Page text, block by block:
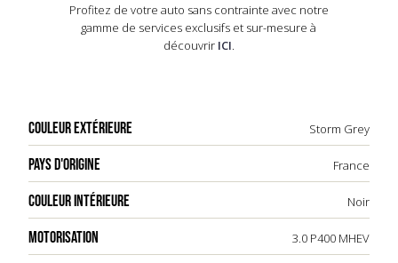
COULEUR EXTÉRIEURE Storm Grey
PAYS D'ORIGINE France
COULEUR INTÉRIEURE Noir
MOTORISATION 3.0 P400 MHEV
Profitez de votre auto sans contrainte avec notre
gamme de services exclusifs et sur-mesure à
découvrir ICI.